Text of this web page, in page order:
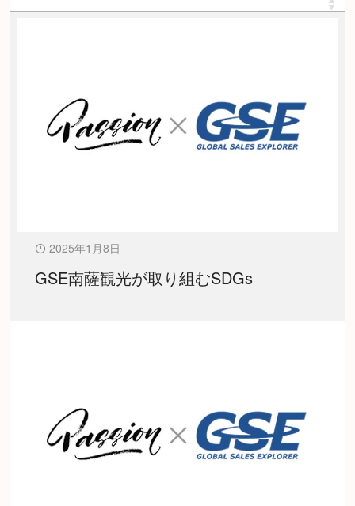
2025年1月8日
GSE南薩観光が取り組むSDGs